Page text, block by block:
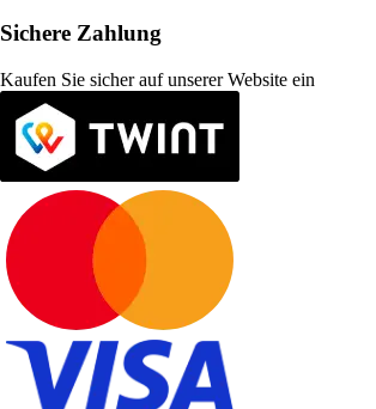
Sichere Zahlung
Kaufen Sie sicher auf unserer Website ein